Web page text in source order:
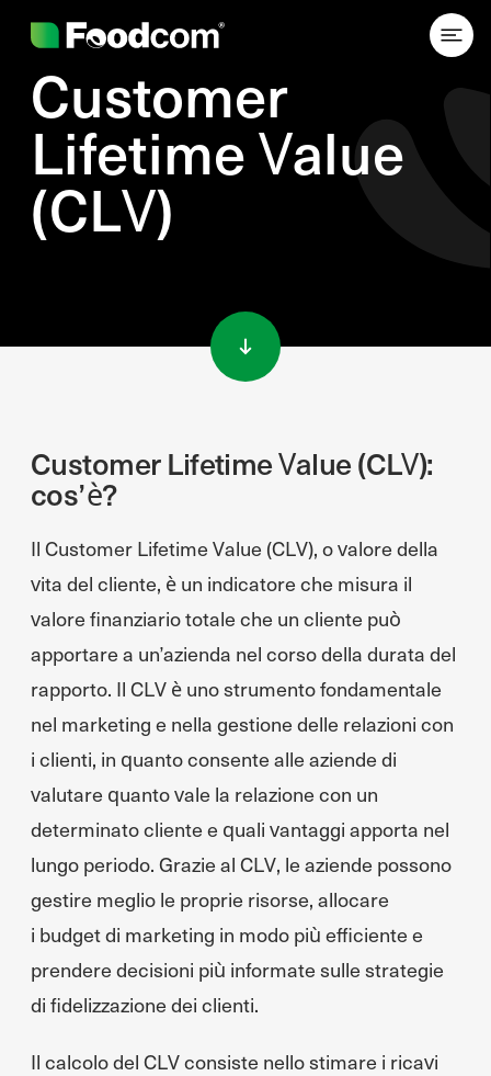
Customer
Lifetime Value
(CLV)
Customer Lifetime Value (CLV):
cos’è?
Il Customer Lifetime Value (CLV), o valore della
vita del cliente, è un indicatore che misura il
valore finanziario totale che un cliente può
apportare a un’azienda nel corso della durata del
rapporto. Il CLV è uno strumento fondamentale
nel marketing e nella gestione delle relazioni con
i clienti, in quanto consente alle aziende di
valutare quanto vale la relazione con un
determinato cliente e quali vantaggi apporta nel
lungo periodo. Grazie al CLV, le aziende possono
gestire meglio le proprie risorse, allocare
i budget di marketing in modo più efficiente e
prendere decisioni più informate sulle strategie
di fidelizzazione dei clienti.
Il calcolo del CLV consiste nello stimare i ricavi